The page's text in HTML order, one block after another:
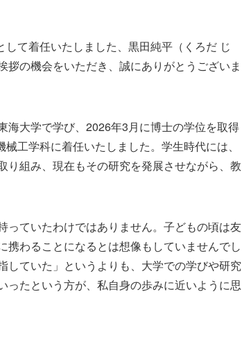
て着任いたしました、黒田純平（くろだ じ
の機会をいただき、誠にありがとうございま
海大学で学び、2026年3月に博士の学位を取得
工学科に着任いたしました。学生時代には、
組み、現在もその研究を発展させながら、教
っていたわけではありません。子どもの頃は友
わることになるとは想像もしていませんでし
していた」というよりも、大学での学びや研究
たという方が、私自身の歩みに近いように思